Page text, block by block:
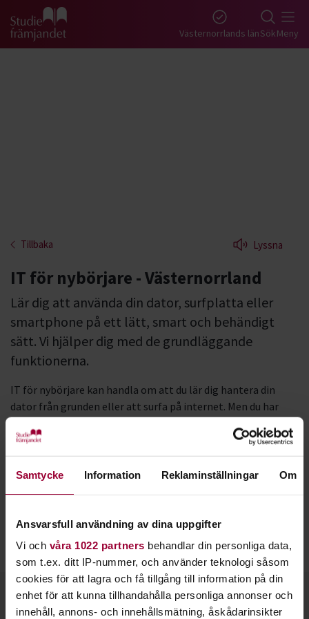
Samtycke Information Reklaminställningar Om
Ansvarsfull användning av dina uppgifter
Vi och våra 1022 partners behandlar din personliga data,
som t.ex. ditt IP-nummer, och använder teknologi såsom
cookies för att lagra och få tillgång till information på din
enhet för att kunna tillhandahålla personliga annonser och
innehåll, annons- och innehållsmätning, åskådarinsikter
Gå till studiefrämjandets startsida Västernorrlands länSökMeny
Tillbaka Lyssna
IT för nybörjare - Västernorrland
Lär dig att använda din dator, surfplatta eller
smartphone på ett lätt, smart och behändigt
sätt. Vi hjälper dig med de grundläggande
funktionerna.
IT för nybörjare kan handla om att du lär dig hantera din
dator från grunden eller att surfa på internet. Men du har
smartphone bättre.
Idag sker den tekniska utvecklingen mycket snabbt och att
På flera orter samarbetar Studiefrämjandet med
SeniorNet
, där seniorer lär ut IT till andra seniorer.
Kontakt